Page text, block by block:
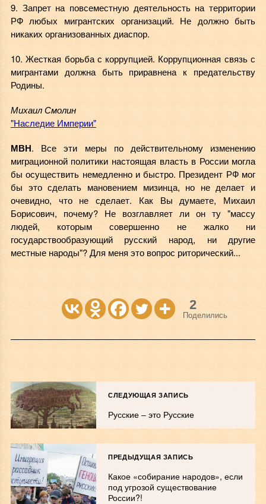
9. Запрет на повсеместную деятельность на территории
РФ любых мигрантских организаций. Не должно быть
никаких организованных диаспор.
10. Жесткая борьба с коррупцией. Коррупционная связь с
мигрантами должна быть приравнена к предательству
Родины.
Михаил Смолин
"Наследие Империи"
МВН. Все эти меры по действительному изменению
миграционной политики настоящая власть в России могла
бы осуществить немедленно и быстро. Президент РФ мог
бы это сделать мановением мизинца, но не делает и
очевидно, что не сделает. Как Вы думаете, Михаил
Борисович, почему? Не возглавляет ли он ту "массу
людей, которым совершенно не жалко ни
государствообразующий русский народ, ни другие
местные народы"? Для меня это вопрос риторический...
2
Поделились
СЛЕДУЮЩАЯ ЗАПИСЬ
Русские ‒ это Русские
ПРЕДЫДУЩАЯ ЗАПИСЬ
Какое «собирание народов», если
под угрозой существование
России?!